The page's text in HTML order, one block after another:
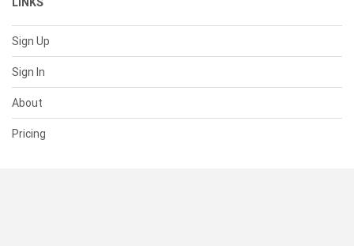
Sign Up
Sign In
About
Pricing